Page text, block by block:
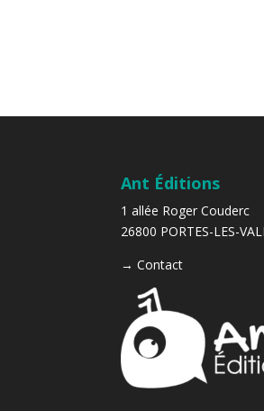
Ant Éditions
1 allée Roger Couderc
26800 PORTES-LES-
→Contact